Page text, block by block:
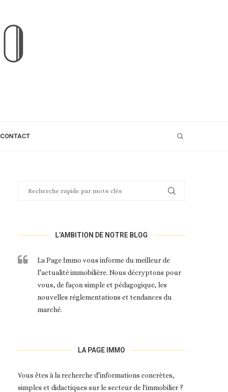
CONTACT
L’AMBITION DE NOTRE BLOG
La Page Immo vous informe du meilleur de
l’actualité immobilière. Nous décryptons pour
vous, de façon simple et pédagogique, les
nouvelles réglementations et tendances du
marché.
LA PAGE IMMO
Vous êtes à la recherche d’informations concrètes,
simples et didactiques sur le secteur de l'immobilier ?